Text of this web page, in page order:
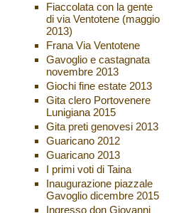
Fiaccolata con la gente
di via Ventotene (maggio
2013)
Frana Via Ventotene
Gavoglio e castagnata
novembre 2013
Giochi fine estate 2013
Gita clero Portovenere
Lunigiana 2015
Gita preti genovesi 2013
Guaricano 2012
Guaricano 2013
I primi voti di Taina
Inaugurazione piazzale
Gavoglio dicembre 2015
Ingresso don Giovanni